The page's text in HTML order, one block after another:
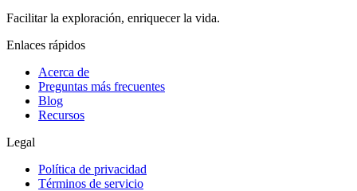
Facilitar la exploración, enriquecer la vida.
Enlaces rápidos
Acerca de
Preguntas más frecuentes
Blog
Recursos
Legal
Política de privacidad
Términos de servicio